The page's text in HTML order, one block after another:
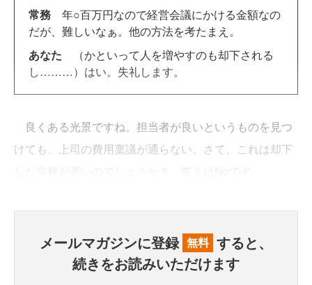
常務 年○百万円なので経営会議にかける金額なの
だが、難しいなぁ。他の方法を考たまえ。
あなた （かといって人を増やすのも却下される
し………）はい。失礼します。
良くある光景ですね。担当者が良いというものを見つ
けても、上司の費用稟議が通らない。さて、これは却下
メールマガジンに登録 無料 すると、
続きをお読みいただけます